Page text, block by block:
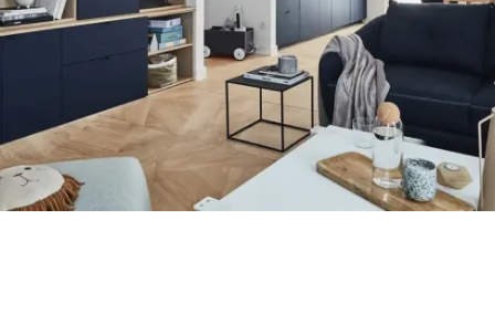
La Décoration Selon Votre Signe Astrologique
Les Trouvailles Déco Du Jour
Loft
Maison Appartement Écologique
Maison Container/container House
Maison D'hôtes
Maison Et Appartement Vintage
On Décode La Déco
Petite Surface
Piscine Question De Style
Renovation
Revue De Week End
Tiny House